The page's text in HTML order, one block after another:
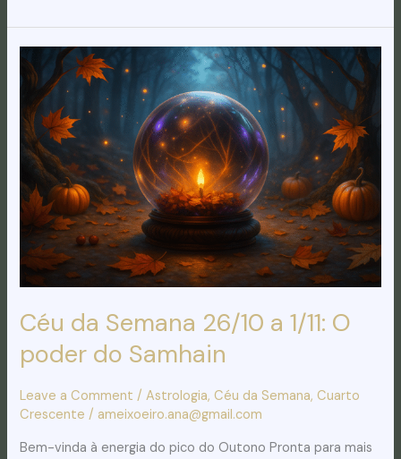
Céu da Semana 26/10 a 1/11: O
poder do Samhain
Leave a Comment /Astrologia,Céu da Semana,Cuarto
Crescente / ameixoeiro.ana@gmail.com
Bem-vinda à energia do pico do Outono Pronta para mais
Céu
da
Semana
26/10
a
1/11:
O
poder
do
Samhain